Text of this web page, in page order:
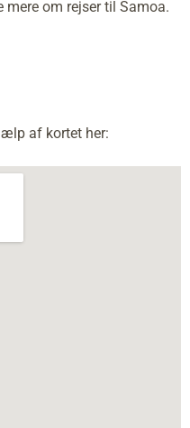
om rejser til Samoa.
af kortet her: